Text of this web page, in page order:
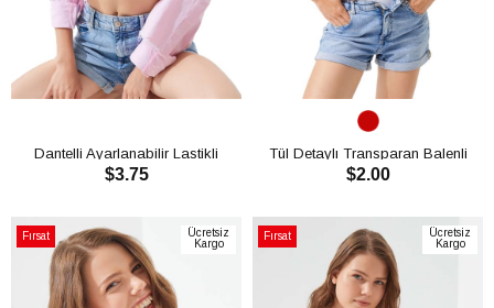
Dantelli Ayarlanabilir Lastikli
Balenli Bralet Sütyen CH1022
$3.75
Tül Detaylı Transparan Balenli
Kadın Büstiyer Bralet CH1024
$2.00
Fırsat
Ürünü
Ücretsiz
Kargo
Fırsat
Ücretsiz
Kargo